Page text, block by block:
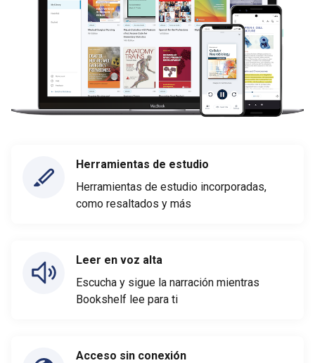
Herramientas de estudio
Herramientas de estudio incorporadas,
como resaltados y más
Leer en voz alta
Escucha y sigue la narración mientras
Bookshelf lee para ti
Acceso sin conexión